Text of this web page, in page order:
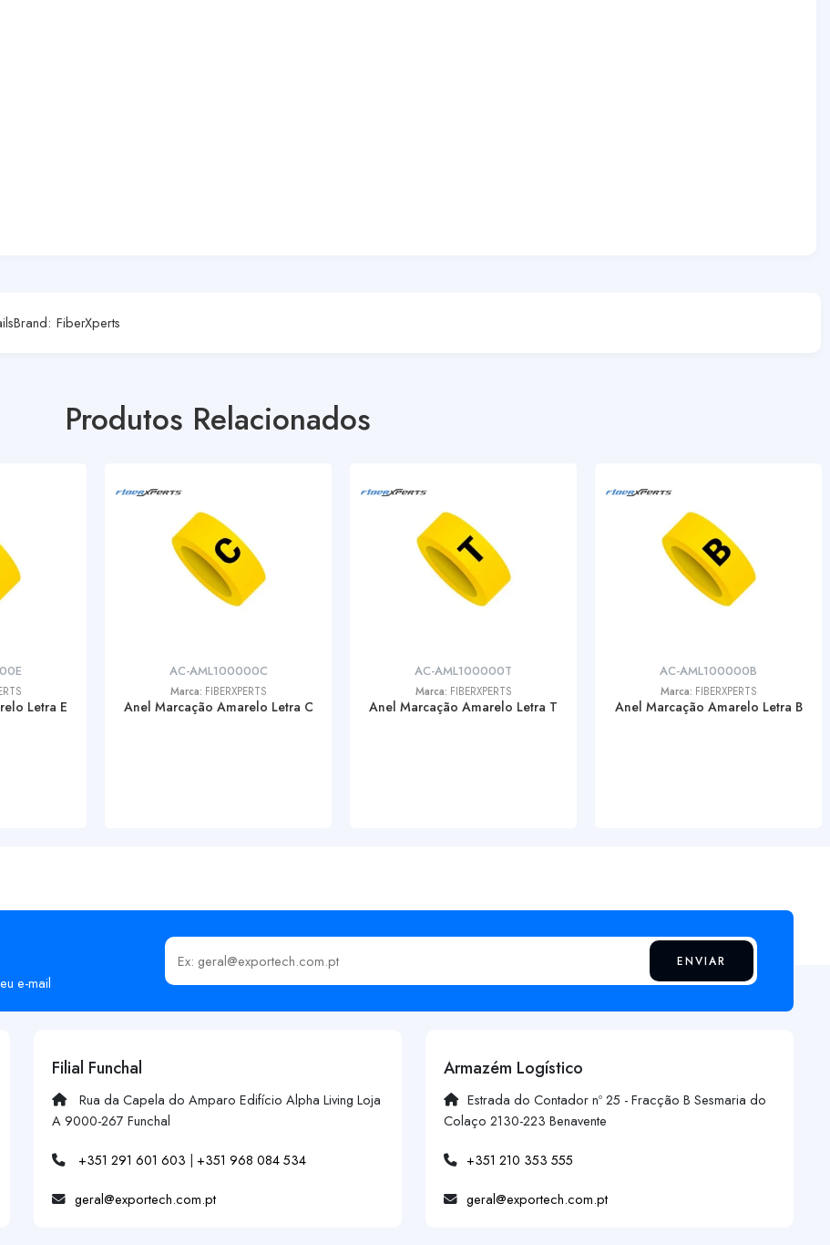
Brand: FiberXperts
Produtos Relacionados
Letra E
AC-AML100000C
Marca: FIBERXPERTS
Anel Marcação Amarelo Letra C
AC-AML100000T
Marca: FIBERXPERTS
Anel Marcação Amarelo Letra T
AC-AML100000B
Marca: FIBERXPERTS
Anel Marcação Amarelo Letra B
e-mail
Insira o seu email ENVIAR
Filial Funchal
Rua da Capela do Amparo Edifício Alpha Living Loja
A 9000-267 Funchal
+351 291 601 603 | +351 968 084 534
geral@exportech.com.pt
Armazém Logístico
Estrada do Contador nº 25 - Fracção B Sesmaria do
Colaço 2130-223 Benavente
+351 210 353 555
geral@exportech.com.pt